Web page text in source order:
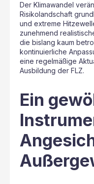
Der Klimawandel
Risikolandschaft
und extreme
zunehmend
die bislang kaum
kontinuierliche
eine regelmäßige
Ausbildung der FLZ.
Ein